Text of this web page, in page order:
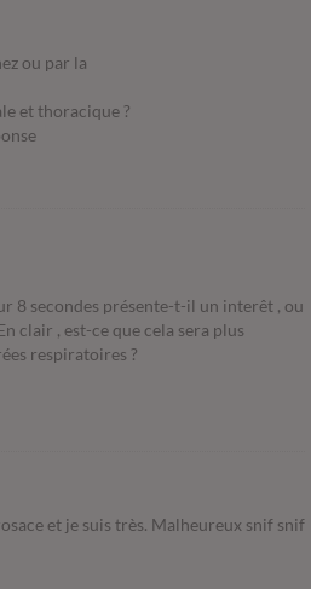
ou par la
et thoracique ?
8 secondes présente-t-il un interêt , ou
clair , est-ce que cela sera plus
respiratoires ?
et je suis très. Malheureux snif snif